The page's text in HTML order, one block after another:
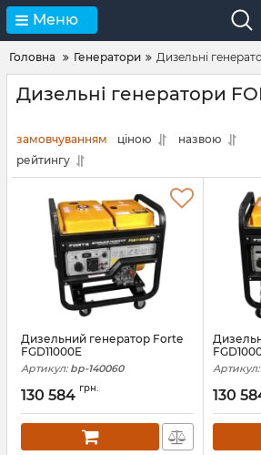
Меню
Головна Генератори Дизельні
Дизельні генератори
замовчуванням ціною
назвою
рейтингу
Дизельний генератор Forte
FGD11000E
Артикул: bp-140060
130 584 грн.
Артикул:
130